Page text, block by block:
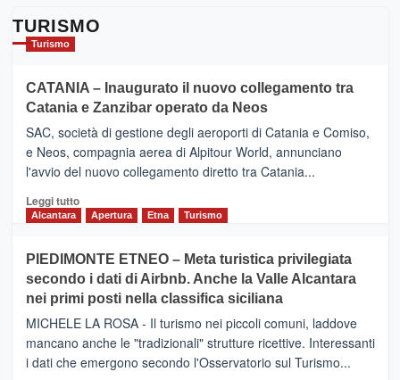
TURISMO
Turismo
CATANIA – Inaugurato il nuovo collegamento tra
Catania e Zanzibar operato da Neos
SAC, società di gestione degli aeroporti di Catania e Comiso,
e Neos, compagnia aerea di Alpitour World, annunciano
l'avvio del nuovo collegamento diretto tra Catania...
Leggi tuttoLeggi
CATANIA
–
Inaugurato
il
nuovo
collegamento
tra
Alcantara Apertura Etna Turismo
PIEDIMONTE ETNEO – Meta turistica privilegiata
secondo i dati di Airbnb. Anche la Valle Alcantara
nei primi posti nella classifica siciliana
MICHELE LA ROSA - Il turismo nei piccoli comuni, laddove
mancano anche le "tradizionali" strutture ricettive. Interessanti
i dati che emergono secondo l'Osservatorio sul Turismo...